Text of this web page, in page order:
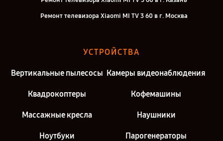
Ремонт телевизора Xiaomi MI TV 3 60 в г. Москва
УСТРОЙСТВА
Вертикальные пылесосы Камеры видеонаблюдения
Квадрокоптеры Кофемашины
Массажные кресла Наушники
Ноутбуки Парогенераторы